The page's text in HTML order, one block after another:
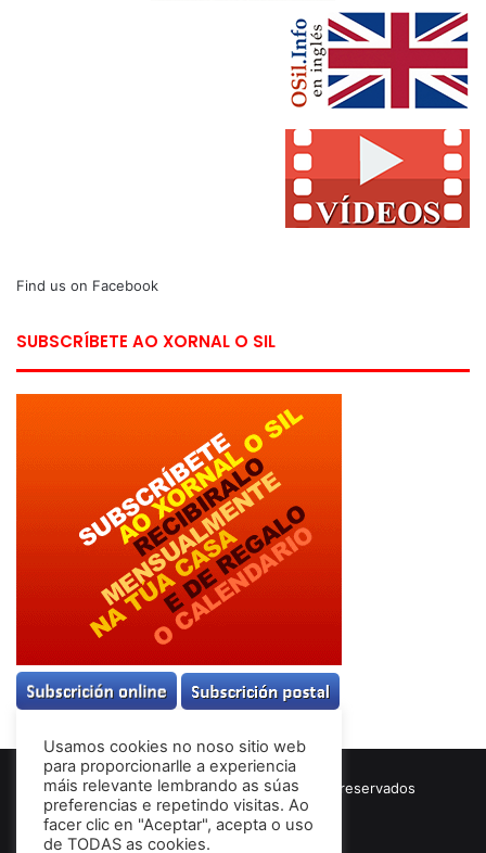
Find us on Facebook
SUBSCRÍBETE AO XORNAL O SIL
© Copyright 2026, Todos los derechos reservados
Términos & Condiciones
Usamos cookies no noso sitio web
para proporcionarlle a experiencia
máis relevante lembrando as súas
preferencias e repetindo visitas. Ao
facer clic en "Aceptar", acepta o uso
de TODAS as cookies.